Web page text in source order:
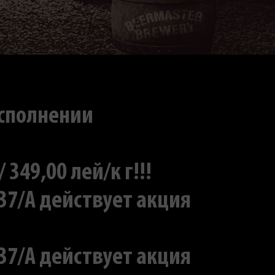
349,00 лей/к г!!!
A действует акция
A действует акция